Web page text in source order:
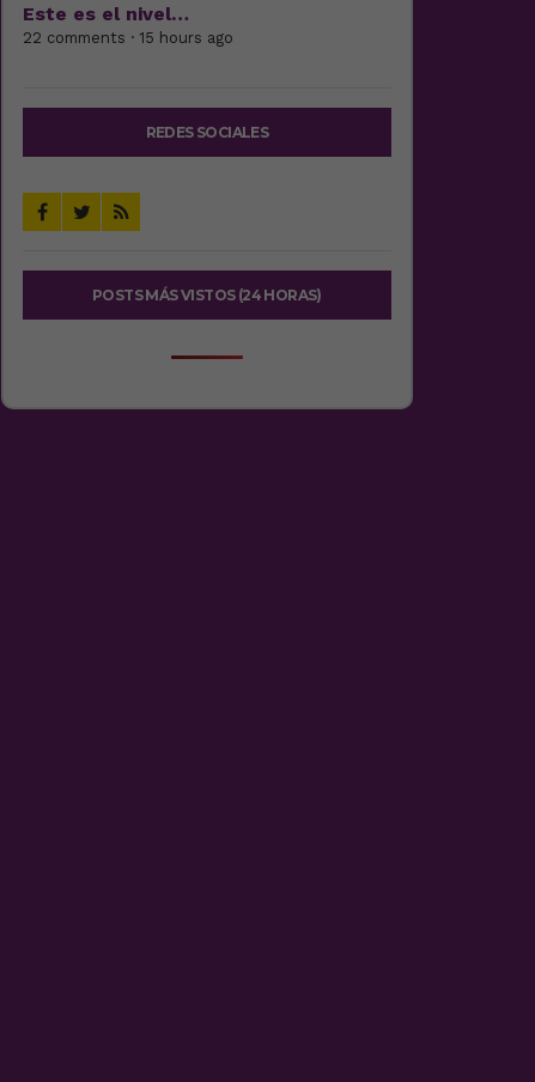
Este es el nivel…
22 comments · 15 hours ago
REDES SOCIALES
POSTS MÁS VISTOS (24 HORAS)